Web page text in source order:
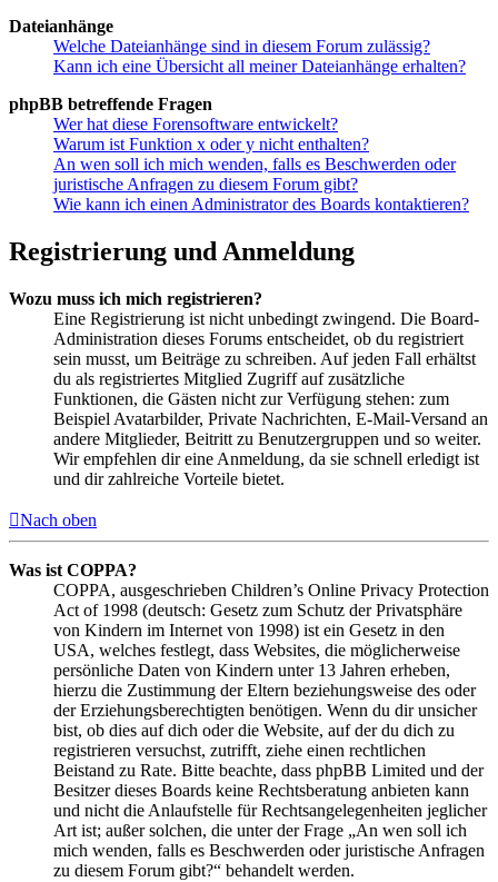
Dateianhänge
Welche Dateianhänge sind in diesem Forum zulässig?
Kann ich eine Übersicht all meiner Dateianhänge erhalten?
phpBB betreffende Fragen
Wer hat diese Forensoftware entwickelt?
Warum ist Funktion x oder y nicht enthalten?
An wen soll ich mich wenden, falls es Beschwerden oder
juristische Anfragen zu diesem Forum gibt?
Wie kann ich einen Administrator des Boards kontaktieren?
Registrierung und Anmeldung
Wozu muss ich mich registrieren?
Eine Registrierung ist nicht unbedingt zwingend. Die Board-
Administration dieses Forums entscheidet, ob du registriert
sein musst, um Beiträge zu schreiben. Auf jeden Fall erhältst
du als registriertes Mitglied Zugriff auf zusätzliche
Funktionen, die Gästen nicht zur Verfügung stehen: zum
Beispiel Avatarbilder, Private Nachrichten, E-Mail-Versand an
andere Mitglieder, Beitritt zu Benutzergruppen und so weiter.
Wir empfehlen dir eine Anmeldung, da sie schnell erledigt ist
und dir zahlreiche Vorteile bietet.
Nach oben
Was ist COPPA?
COPPA, ausgeschrieben Children’s Online Privacy Protection
Act of 1998 (deutsch: Gesetz zum Schutz der Privatsphäre
von Kindern im Internet von 1998) ist ein Gesetz in den
USA, welches festlegt, dass Websites, die möglicherweise
persönliche Daten von Kindern unter 13 Jahren erheben,
hierzu die Zustimmung der Eltern beziehungsweise des oder
der Erziehungsberechtigten benötigen. Wenn du dir unsicher
bist, ob dies auf dich oder die Website, auf der du dich zu
registrieren versuchst, zutrifft, ziehe einen rechtlichen
Beistand zu Rate. Bitte beachte, dass phpBB Limited und der
Besitzer dieses Boards keine Rechtsberatung anbieten kann
und nicht die Anlaufstelle für Rechtsangelegenheiten jeglicher
Art ist; außer solchen, die unter der Frage „An wen soll ich
mich wenden, falls es Beschwerden oder juristische Anfragen
zu diesem Forum gibt?“ behandelt werden.